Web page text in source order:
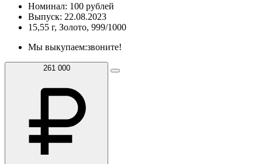
Номинал: 100 рублей
Выпуск: 22.08.2023
15,55 г, Золото, 999/1000
Мы выкупаем:звоните!
261 000